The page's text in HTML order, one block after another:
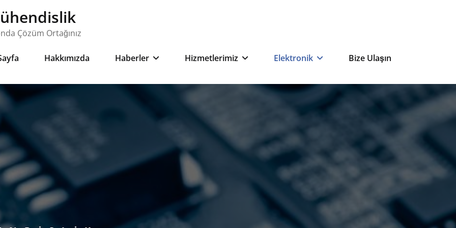
Çözüm Ortağınız
Hakkımızda Haberler Hizmetlerimiz Elektronik Bize Ulaşın